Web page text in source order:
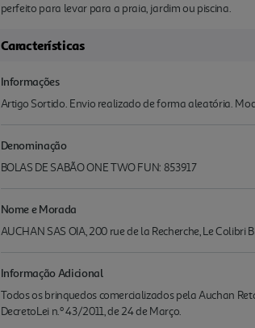
perfeito para levar para a praia, jardim ou piscina.
Características
Informações
Artigo Sortido. Envio realizado de forma aleatória.
Denominação
BOLAS DE SABÃO ONE TWO FUN: 853917
Nome e Morada
AUCHAN SAS OIA, 200 rue de la Recherche, Le Colibri
Informação Adicional
Todos os brinquedos comercializados pela Auchan
DecretoLei n.º 43/2011, de 24 de Março.